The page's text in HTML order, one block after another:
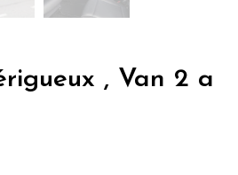
, Van 2 a